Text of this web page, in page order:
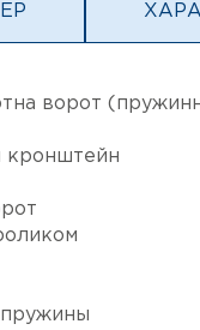
ворот
кронштейн